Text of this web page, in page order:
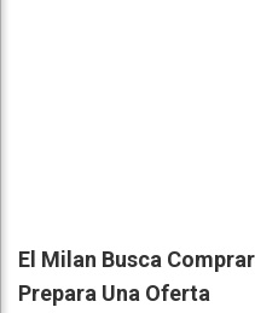
El Milan Busca
Prepara Una Oferta